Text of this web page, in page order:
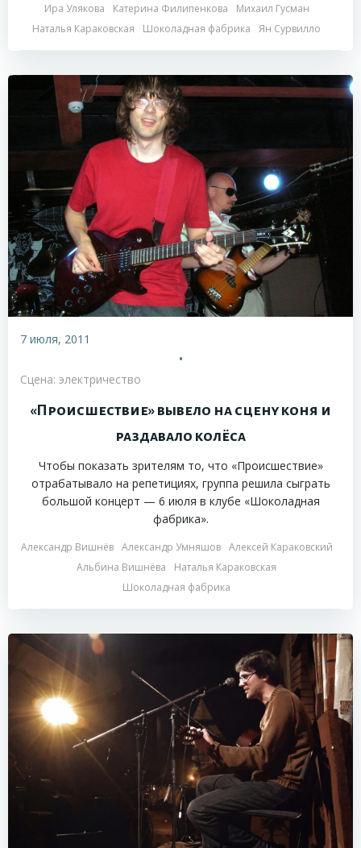
Ира Улякова
Катерина Филипенкова
Михаил Гусман
Наталья Караковская
Шоколадная фабрика Ян Сурвилло
7 июля, 2011
•
Сцена: электричество
«Происшествие» вывело на сцену коня и
раздавало колёса
Чтобы показать зрителям то, что «Происшествие»
отрабатывало на репетициях, группа решила сыграть
большой концерт — 6 июля в клубе «Шоколадная
фабрика».
Александр Вишнёв Александр Умняшов
Алексей Караковский
Альбина Вишнёва
Наталья Караковская
Шоколадная фабрика